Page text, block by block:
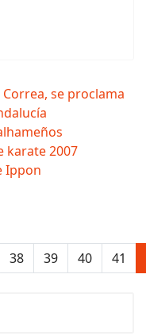
se proclama
karate 2007
Ippon
38 39 40 41